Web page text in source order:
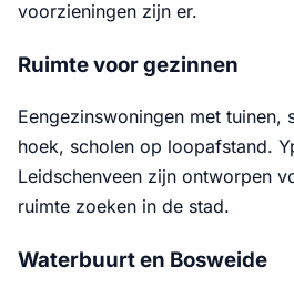
voorzieningen zijn er.
Ruimte voor gezinnen
Eengezinswoningen met tuinen,
hoek, scholen op loopafstand.
Leidschenveen zijn ontworpen
ruimte zoeken in de stad.
Waterbuurt en Bosweide